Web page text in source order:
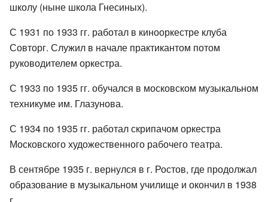
школу (ныне школа Гнесиных).
С 1931 по 1933 гг. работал в кинооркестре клуба
Совторг. Служил в начале практикантом потом
руководителем оркестра.
С 1933 по 1935 гг. обучался в московском музыкальном
техникуме им. Глазунова.
С 1934 по 1935 гг. работал скрипачом оркестра
Московского художественного рабочего театра.
В сентябре 1935 г. вернулся в г. Ростов, где продолжал
образование в музыкальном училище и окончил в 1938